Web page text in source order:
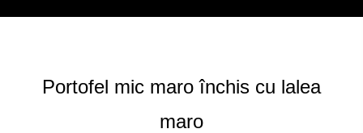
Portofel mic maro închis cu lalea
maro